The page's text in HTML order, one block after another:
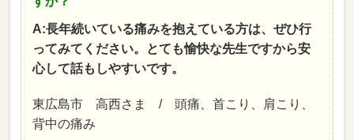
A:長年続いている痛みを抱えている方は、ぜひ行
ってみてください。とても愉快な先生ですから安
心して話もしやすいです。
東広島市 高西さま / 頭痛、首こり、肩こり、
背中の痛み